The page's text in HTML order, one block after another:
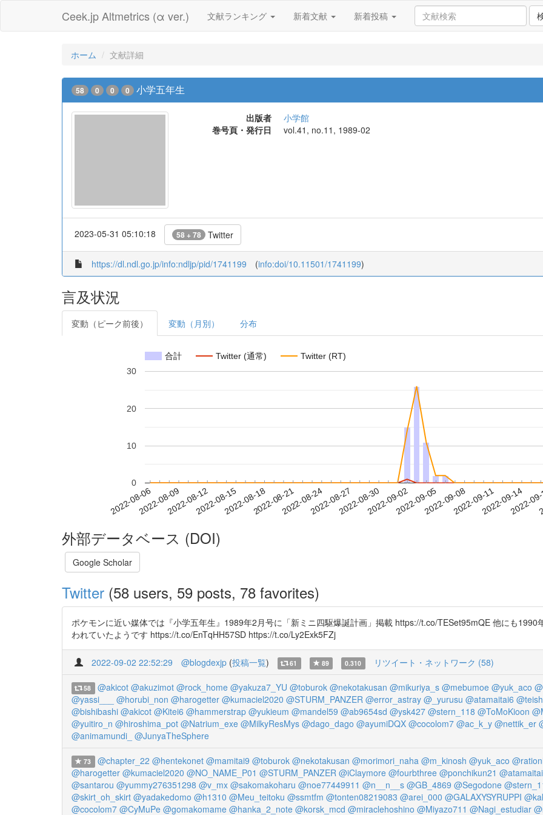
Ceek.jp Altmetrics (α ver.) 文献ランキング 新着文献 新着投稿
ホーム 文献詳細
58 0 0 0 小学五年生
出版者
小学館
巻号頁・発行日
vol.41, no.11, 1989-02
2023-05-31 05:10:18 58 + 78 Twitter
https://dl.ndl.go.jp/info:ndljp/pid/1741199 (info:doi/10.11501/1741199)
言及状況
変動（ピーク前後） 変動（月別） 分布
合計 Twitter (通常) Twitter (RT)
2022-08-062022-08-092022-08-122022-08-152022-08-182022-08-212022-08-242022-08-272022-08-302022-09-022022-09-052022-09-082022-09-112022-09-14
2022-
0
10
20
30
外部データベース (DOI)
Google Scholar
Twitter (58 users, 59 posts, 78 favorites)
ポケモンに近い媒体では『小学五年生』1989年2月号に「新ミニ四駆爆誕計画」掲載 https://t.co/TESet95mQE 他にも
われていたようです https://t.co/EnTqHH57SD https://t.co/Ly2Exk5FZj
2022-09-02 22:52:29 @blogdexjp (投稿一覧) 61 89 0.310 リツイート・ネットワーク (58)
58 @akicot @akuzimot @rock_home @yakuza7_YU @toburok @nekotakusan @mikuriya_s @mebumoe @yuk_aco
@yassi___
@horubi_non @harogetter @kumaciel2020 @STURM_PANZER @error_astray @_yurusu @atamaitai6
@bishibashi @akicot @Kitei6 @hammerstrap @yukieum @mandel59 @ab9654sd @ysk427 @stern_118 @ToMoKioon
@yuitiro_n @hiroshima_pot @Natrium_exe @MilkyResMys @dago_dago @ayumiDQX @cocolom7 @ac_k_y @nettik_er
@animamundi_ @JunyaTheSphere
73 @chapter_22 @hentekonet @mamitai9 @toburok @nekotakusan @morimori_naha @m_kinosh @yuk_aco
@harogetter @kumaciel2020 @NO_NAME_P01 @STURM_PANZER @iClaymore @fourbthree @ponchikun21
@santarou @yummy276351298 @v_mx @sakomakoharu @noe77449911 @n__n__s @GB_4869 @Segodone
@skirt_oh_skirt @yadakedomo @h1310 @Meu_teitoku @ssmtfm @tonten08219083 @arei_000 @GALAXYSYRUPPI
@cocolom7 @CyMuPe @gomakomame @hanka_2_note @korsk_mcd @miraclehoshino @Miyazo711 @Nagi_estudiar